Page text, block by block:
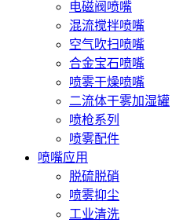
电磁阀喷嘴
混流搅拌喷嘴
空气吹扫喷嘴
合金宝石喷嘴
喷雾干燥喷嘴
二流体干雾加湿罐
喷枪系列
喷雾配件
喷嘴应用
脱硫脱硝
喷雾抑尘
工业清洗